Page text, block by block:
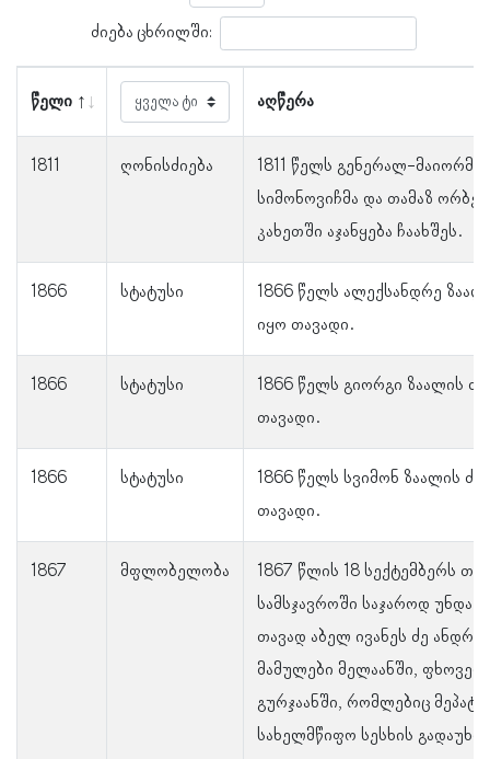
ძიება ცხრილში:
წელი აღწერა
1811 ღონისძიება
1811 წელს გენერალ-
სიმონოვიჩმა და თამაზ
კახეთში აჯანყება ჩაახშეს.
1866 სტატუსი
1866 წელს ალექსანდრე
იყო თავადი.
1866 სტატუსი
1866 წელს გიორგი ზაალის ძე
თავადი.
1866 სტატუსი
1866 წელს სვიმონ ზაალის ძე
თავადი.
1867 მფლობელობა
1867 წლის 18 სექტემბერს
სამსჯავროში საჯაროდ უნდა
თავად აბელ ივანეს ძე
მამულები მელაანში,
გურჯაანში, რომლებიც
სახელმწიფო სესხის